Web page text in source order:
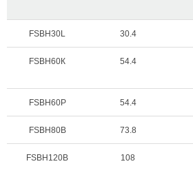
FSBH30L 30.4
FSBH60К 54.4
FSBH60P 54.4
FSBH80B 73.8
FSBH120B 108